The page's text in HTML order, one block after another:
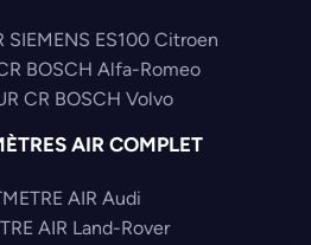
SIEMENS ES100 Citroen
BOSCH Alfa-Romeo
CR BOSCH Volvo
AIR COMPLET
AIR Audi
AIR Land-Rover